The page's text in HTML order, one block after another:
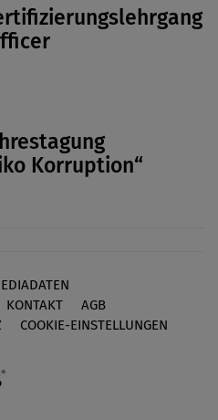
Korruption“
KONTAKT
AGB
COOKIE-EINSTELLUNGEN